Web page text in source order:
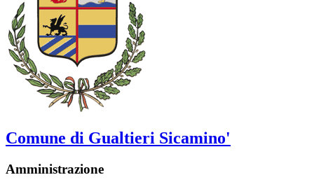
Comune di Gualtieri Sicamino'
Amministrazione